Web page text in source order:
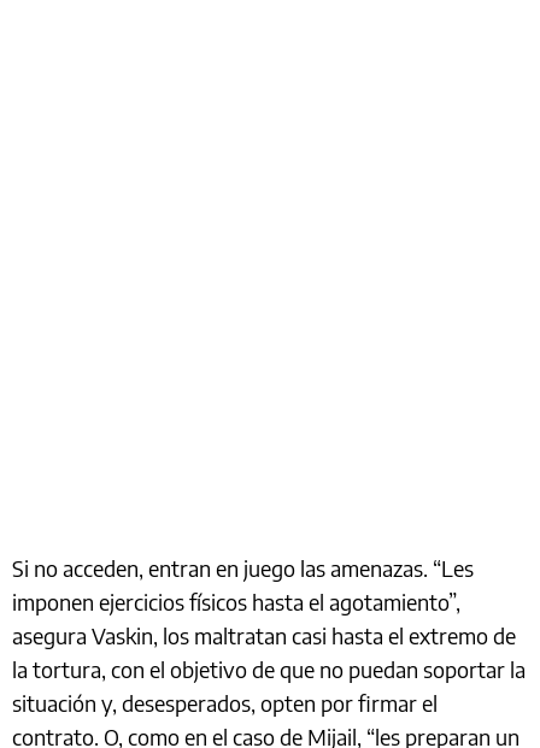
Si no acceden, entran en juego las amenazas. “Les
imponen ejercicios físicos hasta el agotamiento”,
asegura Vaskin, los maltratan casi hasta el extremo de
la tortura, con el objetivo de que no puedan soportar la
situación y, desesperados, opten por firmar el
contrato. O, como en el caso de Mijail, “les preparan un